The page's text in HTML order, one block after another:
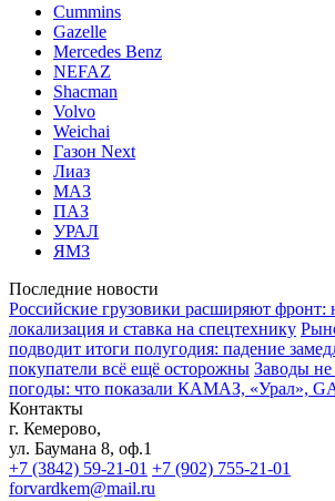
Cummins
Gazelle
Mercedes Benz
NEFAZ
Shacman
Volvo
Weichai
Газон Next
Лиаз
МАЗ
ПАЗ
УРАЛ
ЯМЗ
Последние новости
Российские грузовики расширяют фронт:
локализация и ставка на спецтехнику
подводит итоги полугодия: падение
покупатели всё ещё осторожны Заводы
погоды: что показали КАМАЗ, «Урал»,
Контакты
г. Кемерово,
ул. Баумана 8, оф.1
+7 (3842) 59-21-01 +7 (902) 755-21-01
forvardkem@mail.ru